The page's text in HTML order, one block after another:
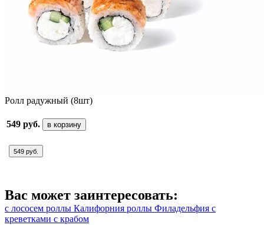
Ролл радужный (8шт)
549 руб. в корзину
549 руб.
Вас может заинтересовать:
с лососем роллы Калифорния роллы Филадельфия с
креветками с крабом